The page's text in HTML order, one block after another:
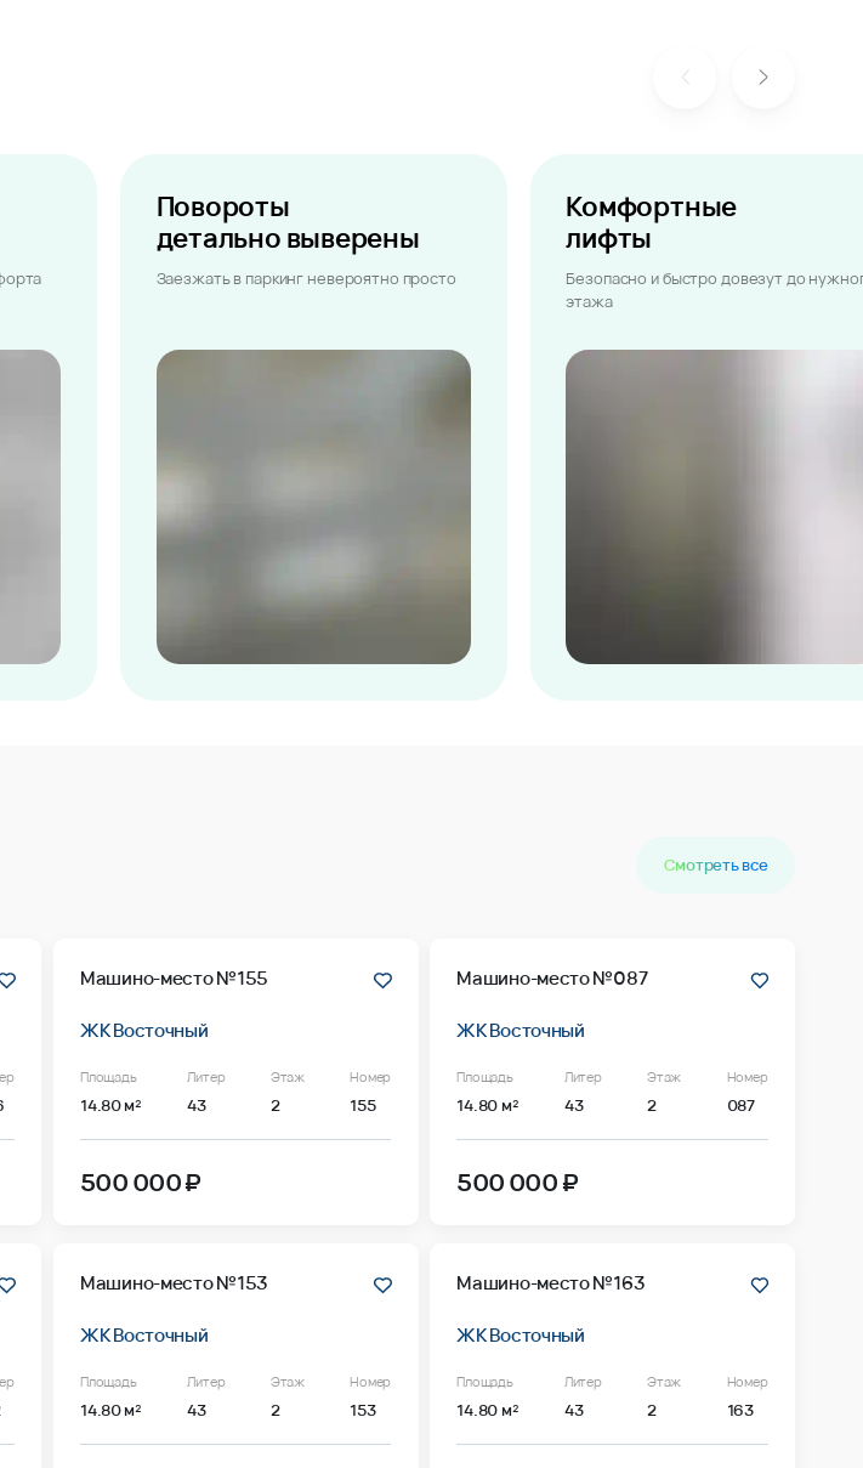
Повороты
детально выверены
Заезжать в паркинг невероятно просто
Комфортные
лифты
Безопасно и быстро довезут до
этажа
Смотреть все
Машино-место №155
ЖК Восточный
Площадь
14.80 м²
Литер
43
Этаж
2
Номер
155
500 000 ₽
Машино-место №087
ЖК Восточный
Площадь
14.80 м²
Литер
43
Этаж
2
Номер
087
500 000 ₽
Машино-место №153
ЖК Восточный
Площадь
14.80 м²
Литер
43
Этаж
2
Номер
153
Машино-место №163
ЖК Восточный
Площадь
14.80 м²
Литер
43
Этаж
2
Номер
163